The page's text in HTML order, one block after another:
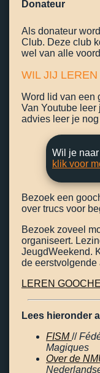
Donateur
Als donateur
Club. Deze club
wel van alle
WIL JIJ
Word lid van een
Van Youtube
advies leer je
Wil je
klik voor
Bezoek een
over trucs voor
Bezoek zoveel
organiseert.
JeugdWeekend.
de eerstvolgende
LEREN
Lees hieronder
FISM//
Magiques
Over de